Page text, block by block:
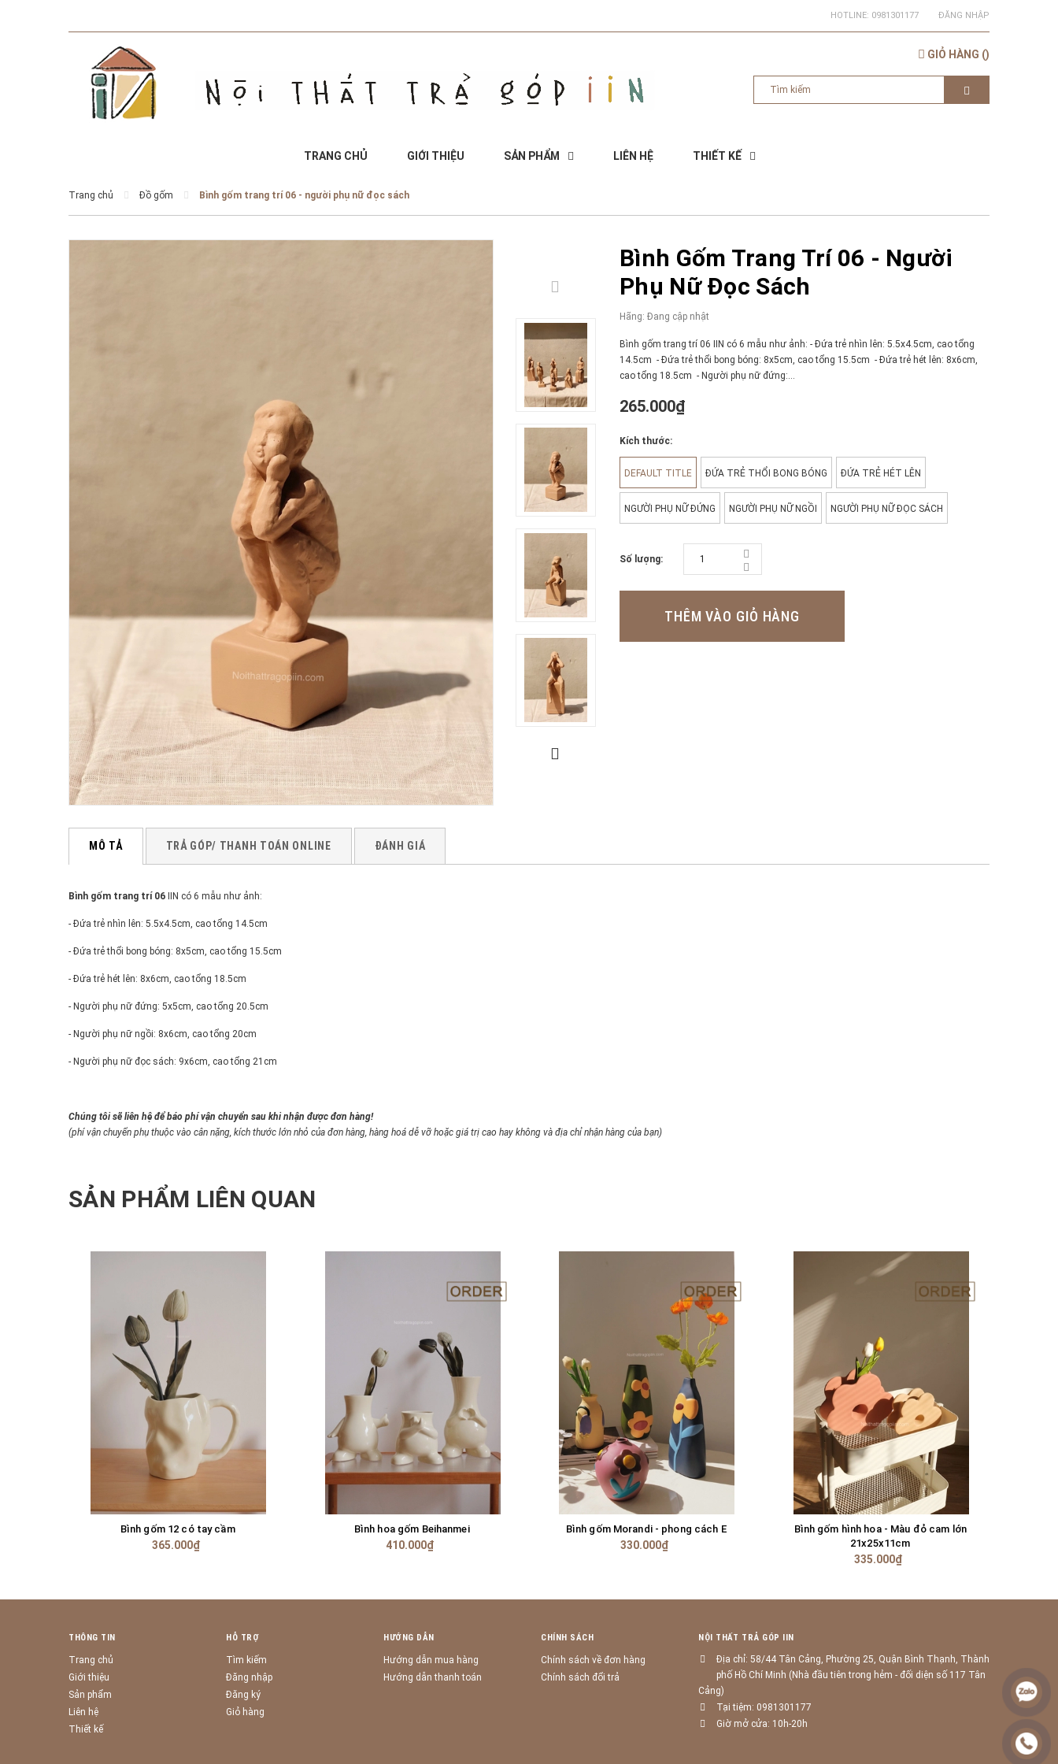
HOTLINE: 0981301177 ĐĂNG NHẬP
GIỎ HÀNG ()
TRANG CHỦ GIỚI THIỆU SẢN PHẨM LIÊN HỆ THIẾT KẾ
Trang chủ Đồ gốm Bình gốm trang trí 06 - người phụ nữ đọc sách
Bình Gốm Trang Trí 06 - Người
Phụ Nữ Đọc Sách
Hãng: Đang cập nhật
Bình gốm trang trí 06 IIN có 6 mẫu như ảnh: - Đứa trẻ nhìn lên: 5.5x4.5cm, cao tổng
14.5cm - Đứa trẻ thổi bong bóng: 8x5cm, cao tổng 15.5cm - Đứa trẻ hét lên: 8x6cm,
cao tổng 18.5cm - Người phụ nữ đứng:...
265.000₫
Kích thước:
DEFAULT TITLE ĐỨA TRẺ THỔI BONG BÓNG ĐỨA TRẺ HÉT LÊN
NGƯỜI PHỤ NỮ ĐỨNG NGƯỜI PHỤ NỮ NGỒI NGƯỜI PHỤ NỮ ĐỌC SÁCH
Số lượng:
THÊM VÀO GIỎ HÀNG
MÔ TẢ TRẢ GÓP/ THANH TOÁN ONLINE ĐÁNH GIÁ
Bình gốm trang trí 06 IIN có 6 mẫu như ảnh:
- Đứa trẻ nhìn lên: 5.5x4.5cm, cao tổng 14.5cm
- Đứa trẻ thổi bong bóng: 8x5cm, cao tổng 15.5cm
- Đứa trẻ hét lên: 8x6cm, cao tổng 18.5cm
- Người phụ nữ đứng: 5x5cm, cao tổng 20.5cm
- Người phụ nữ ngồi: 8x6cm, cao tổng 20cm
- Người phụ nữ đọc sách: 9x6cm, cao tổng 21cm
Chúng tôi sẽ liên hệ để báo phí vận chuyển sau khi nhận được đơn hàng!
(phí vận chuyển phụ thuộc vào cân nặng, kích thước lớn nhỏ của đơn hàng, hàng hoá dễ vỡ hoặc giá trị cao hay không và địa chỉ nhận hàng của bạn)
SẢN PHẨM LIÊN QUAN
GIỎ HÀNG
Bình gốm 12 có tay cầm
365.000₫
TÙY CHỌN
Bình hoa gốm Beihanmei
410.000₫
TÙY CHỌN
Bình gốm Morandi - phong cách E
330.000₫
TÙY CHỌN
Bình gốm hình hoa - Màu đỏ cam lớn
21x25x11cm
335.000₫
THÔNG TIN
Trang chủ
Giới thiệu
Sản phẩm
Liên hệ
Thiết kế
HỖ TRỢ
Tìm kiếm
Đăng nhập
Đăng ký
Giỏ hàng
HƯỚNG DẪN
Hướng dẫn mua hàng
Hướng dẫn thanh toán
CHÍNH SÁCH
Chính sách về đơn hàng
Chính sách đổi trả
NỘI THẤT TRẢ GÓP IIN
Địa chỉ: 58/44 Tân Cảng, Phường 25, Quận Bình Thạnh, Thành
phố Hồ Chí Minh (Nhà đầu tiên trong hẻm - đối diện số 117 Tân
Cảng)
Tại tiệm: 0981301177
Giờ mở cửa: 10h-20h